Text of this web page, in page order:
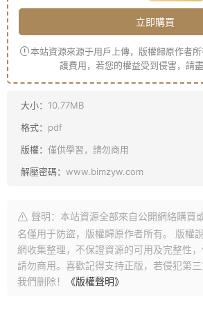
立即購買
本站資源來源于用戶上傳，版權歸原作者
護費用，若您的權益受到侵害，請
大小： 10.77MB
格式： pdf
版權： 僅供學習，請勿商用
解壓密碼： www.bimzyw.com
聲明：本站資源全部來自公開網絡購買
名僅用于防盜，版權歸原作者所有。 版權
網收集整理，不保證資源的可用及完整性，
請勿商用。喜歡記得支持正版，若侵犯第
我們删除！
《版權聲明》